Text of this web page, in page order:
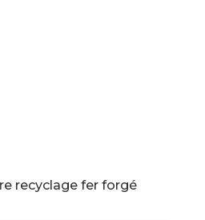
recyclage fer forgé